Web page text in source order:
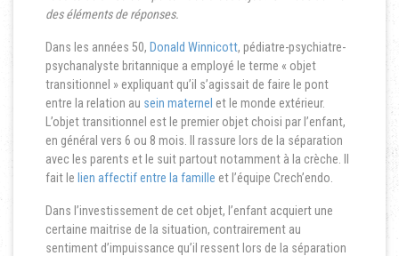
des éléments de réponses.
Dans les années 50, Donald Winnicott, pédiatre-psychiatre-
psychanalyste britannique a employé le terme « objet
transitionnel » expliquant qu’il s’agissait de faire le pont
entre la relation au sein maternel et le monde extérieur.
L’objet transitionnel est le premier objet choisi par l’enfant,
en général vers 6 ou 8 mois. Il rassure lors de la séparation
avec les parents et le suit partout notamment à la crèche. Il
fait le lien affectif entre la famille et l’équipe Crech’endo.
Dans l’investissement de cet objet, l’enfant acquiert une
certaine maitrise de la situation, contrairement au
sentiment d’impuissance qu’il ressent lors de la séparation